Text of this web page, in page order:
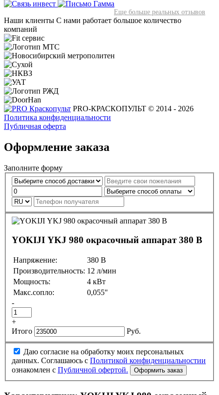
Еще больше реальных отзывов
Наши клиенты С нами работает большое количество
компаний
PRO-КРАСКОПУЛЬТ © 2014 - 2026
Политика конфиденциальности
Публичная оферта
Оформление заказа
Заполните форму
YOKIJI YKJ 980 окрасочный аппарат 380 В
Напряжение:
380 В
Производительность: 12 л/мин
Мощность:
4 кВт
Макс.сопло:
0,055"
-
+
Итого
Руб.
Даю согласие на обработку моих персональных
данных. Соглашаюсь с Политикой конфиденциальностии
ознакомлен с Публичной офертой.